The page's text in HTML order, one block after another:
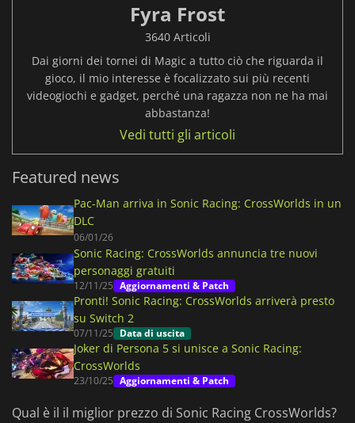
Fyra Frost
3640 Articoli
Dai giorni dei tornei di Magic a tutto ciò che riguarda il
gioco, il mio interesse è focalizzato sui più recenti
videogiochi e gadget, perché una ragazza non ne ha mai
abbastanza!
Vedi tutti gli articoli
Featured news
Pac-Man arriva in Sonic Racing: CrossWorlds in un
DLC
06/01/26
Sonic Racing: CrossWorlds annuncia tre nuovi
personaggi gratuiti
12/11/25 Aggiornamenti & Patch
Pronti! Sonic Racing: CrossWorlds arriverà presto
su Switch 2
07/11/25 Data di uscita
Joker di Persona 5 si unisce a Sonic Racing:
CrossWorlds
23/10/25 Aggiornamenti & Patch
Qual è il il miglior prezzo di Sonic Racing CrossWorlds?